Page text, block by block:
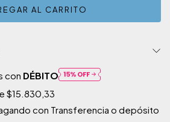
con DÉBITO
$15.830,33
con Transferencia o depósito